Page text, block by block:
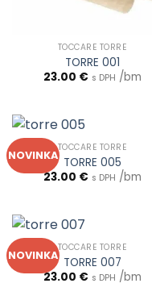
TOCCARE TORRE
TORRE 001
23.00 € s DPH /bm
NOVINKA
TOCCARE TORRE
TORRE 005
23.00 € s DPH /bm
NOVINKA
TOCCARE TORRE
TORRE 007
23.00 € s DPH /bm